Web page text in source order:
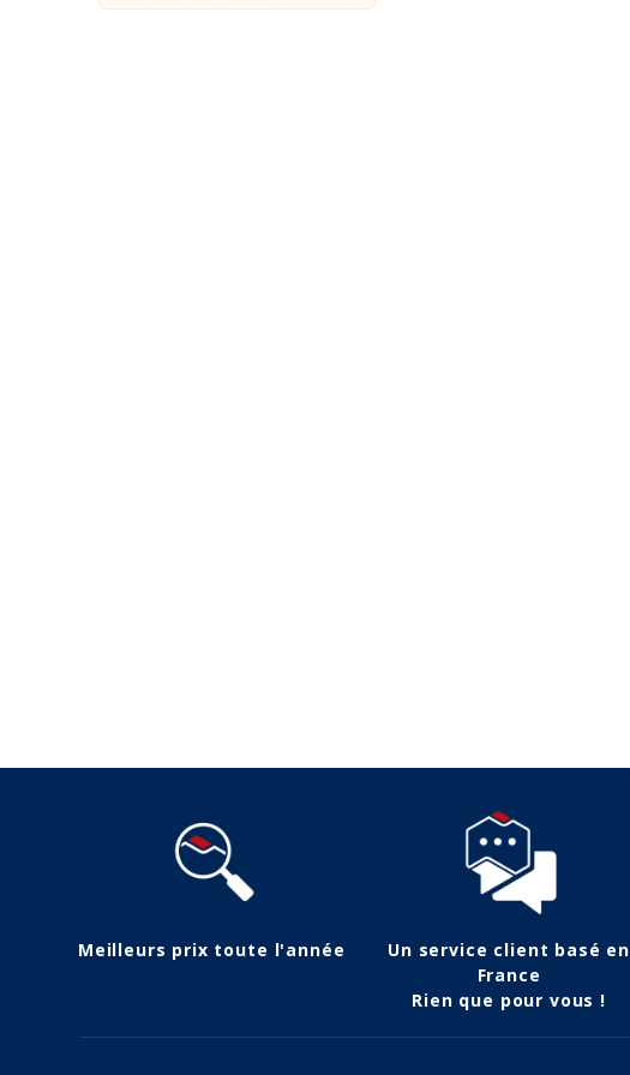
Meilleurs prix toute l'année
Un service client basé en
France
Rien que pour vous !